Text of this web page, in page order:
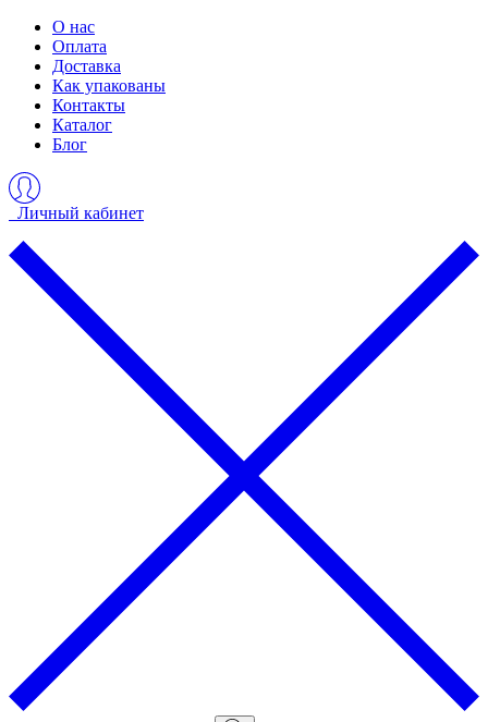
О нас
Оплата
Доставка
Как упакованы
Контакты
Каталог
Блог
Личный кабинет